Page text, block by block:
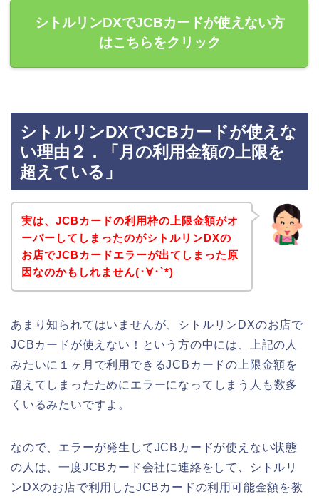
シトルリンDXでJCBカードが使えない方
はこちらをクリック
シトルリンDXでJCBカードが使えな
い理由２．「月の利用金額の上限を
超えている」
実は、JCBカードの利用枠の上限金額がオ
ーバーしてしまったのがシトルリンDXの
お店でJCBカードエラーが出てしまった原
因なのかもしれません(･∀･`*)
あまり知られてはいませんが、シトルリンDXのお店で
JCBカードが使えない！という方の中には、上記の人
みたいに１ヶ月で利用できるJCBカードの上限金額を
超えてしまったためにエラーになってしまう人も数多
くいるみたいですよ。
なので、エラーが発生してJCBカードが使えない状態
の人は、一度JCBカード会社に連絡をして、シトルリ
ンDXのお店で利用したJCBカードの利用可能金額を教